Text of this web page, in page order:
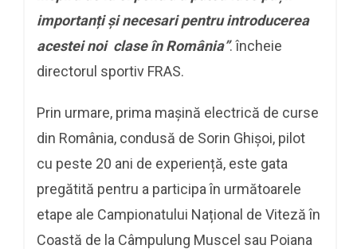
importanți și necesari pentru introducerea
acestei noi clase în România”. încheie
directorul sportiv FRAS.
Prin urmare, prima mașină electrică de curse
din România, condusă de Sorin Ghișoi, pilot
cu peste 20 ani de experiență, este gata
pregătită pentru a participa în următoarele
etape ale Campionatului Național de Viteză în
Coastă de la Câmpulung Muscel sau Poiana